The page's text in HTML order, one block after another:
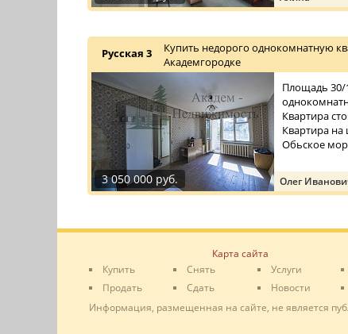
Русская 3
Купить недорого однокомнатную
Академгородке
3 050 000 руб.
Площадь 30/
Квартира
Квартира
Обьское
Олег
Карта сайта
Купить
Продать
Снять
Сдать
Услуги
Новости
Информация, размещенная на сайте, не является